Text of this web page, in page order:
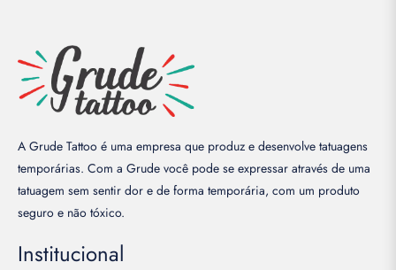
A Grude Tattoo é uma empresa que produz e desenvolve tatuagens
temporárias. Com a Grude você pode se expressar através de uma
tatuagem sem sentir dor e de forma temporária, com um produto
seguro e não tóxico.
Institucional